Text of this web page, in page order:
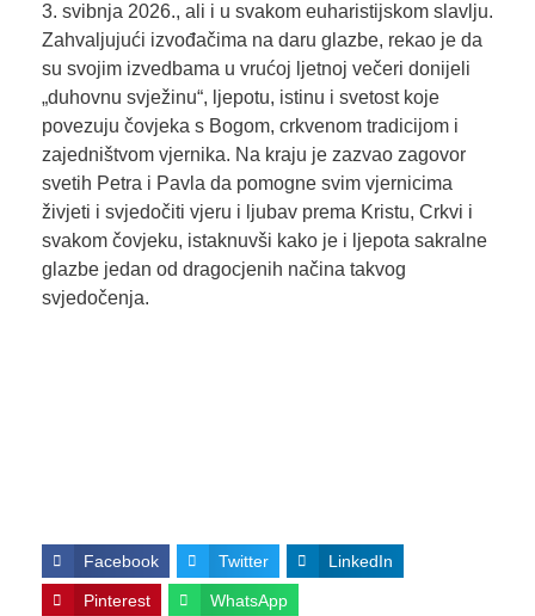
3. svibnja 2026., ali i u svakom euharistijskom slavlju.
Zahvaljujući izvođačima na daru glazbe, rekao je da
su svojim izvedbama u vrućoj ljetnoj večeri donijeli
„duhovnu svježinu“, ljepotu, istinu i svetost koje
povezuju čovjeka s Bogom, crkvenom tradicijom i
zajedništvom vjernika. Na kraju je zazvao zagovor
svetih Petra i Pavla da pomogne svim vjernicima
živjeti i svjedočiti vjeru i ljubav prema Kristu, Crkvi i
svakom čovjeku, istaknuvši kako je i ljepota sakralne
glazbe jedan od dragocjenih načina takvog
svjedočenja.
Facebook Twitter LinkedIn
Pinterest WhatsApp